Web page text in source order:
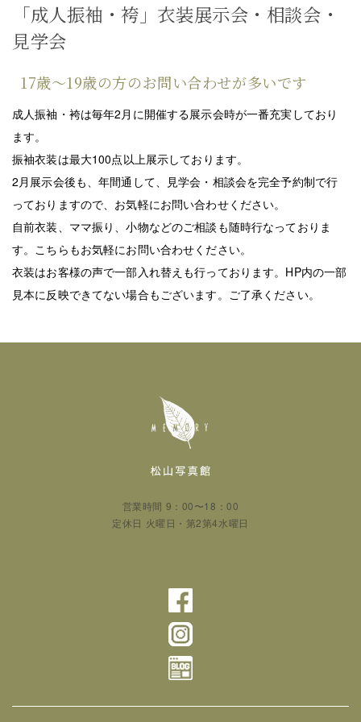
「成人振袖・袴」衣装展示会・相談会・
見学会
17歳〜19歳の方のお問い合わせが多いです
成人振袖・袴は毎年2月に開催する展示会時が一番充実しており
ます。
振袖衣装は最大100点以上展示しております。
2月展示会後も、年間通して、見学会・相談会を完全予約制で行
っておりますので、お気軽にお問い合わせください。
自前衣装、ママ振り、小物などのご相談も随時行なっておりま
す。こちらもお気軽にお問い合わせください。
衣装はお客様の声で一部入れ替えも行っております。HP内の一部
見本に反映できてない場合もございます。ご了承ください。
営業時間 9：00〜18：00
定休日 火曜日・第2第4水曜日